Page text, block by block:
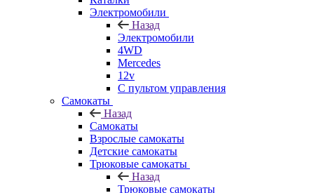
Электромобили
Назад
Электромобили
4WD
Mercedes
12v
С пультом управления
Самокаты
Назад
Самокаты
Взрослые самокаты
Детские самокаты
Трюковые самокаты
Назад
Трюковые самокаты